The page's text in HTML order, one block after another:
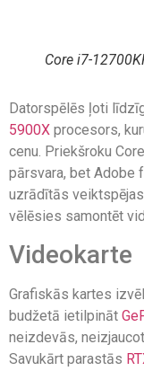
Core i7-
Datorspēlēs ļoti
5900X procesors,
cenu. Priekšroku
pārsvara, bet Adobe
uzrādītās
vēlēsies samontēt
Videokarte
Grafiskās kartes
budžetā ietilpināt
neizdevās,
Savukārt parastās